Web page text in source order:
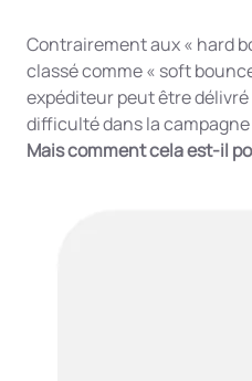
Contrairement aux « hard
classé comme « soft
expéditeur peut être
difficulté dans la
Mais comment cela est-il